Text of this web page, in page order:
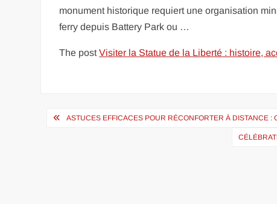
monument historique requiert une organisation
ferry depuis Battery Park ou …
The postVisiter la Statue de la Liberté : histoire,
Navigation
ASTUCES EFFICACES POUR RÉCONFORTER À DISTANCE :